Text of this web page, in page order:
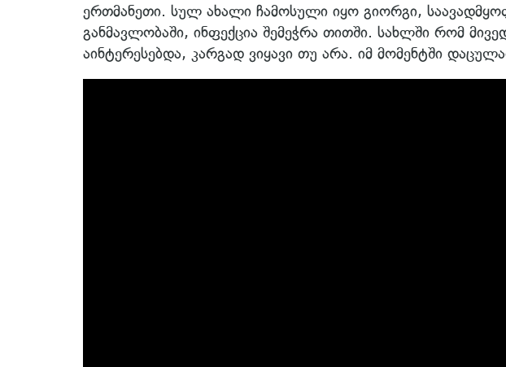
ერთმანეთი. სულ ახალი ჩამოსული იყო გიორგი,
განმავლობაში, ინფექცია შემეჭრა თითში. სახლში რომ
აინტერესებდა, კარგად ვიყავი თუ არა. იმ მომენტში